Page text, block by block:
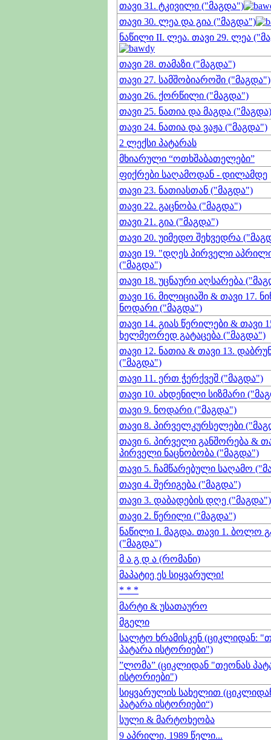
თავი 31. ტკივილი ("მაგდა")
თავი 30. ლეა და გია ("მაგდა")
ნაწილი II. ლეა. თავი 29. ლეა
თავი 28. თამაზი ("მაგდა")
თავი 27. სამშობიაროში ("მაგდა")
თავი 26. ქორწილი ("მაგდა")
თავი 25. ნათია და მაგდა
თავი 24. ნათია და ვაჟა ("მაგდა")
2 ლექსი პატარას
მხიარული “ოთხშაბათელები”
ფიქრები საღამოდან - დილამდე
თავი 23. ნათიასთან ("მაგდა")
თავი 22. გაცნობა ("მაგდა")
თავი 21. გია ("მაგდა")
თავი 20. უიმედო შეხვედრა
თავი 19. "დღეს პირველი
("მაგდა")
თავი 18. უცნაური აღსარება
თავი 16. მილიციაში & თავი 17.
ნოდარი ("მაგდა")
თავი 14. გიას წერილები & თავი
ხელმეორედ გატაცება ("მაგდა")
თავი 12. ნათია & თავი 13.
("მაგდა")
თავი 11. ერთ ჭერქვეშ ("მაგდა")
თავი 10. ახდენილი სიზმარი
თავი 9. ნოდარი ("მაგდა")
თავი 8. პირველკურსელები
თავი 6. პირველი განშორება &
პირველი ნაცნობობა ("მაგდა")
თავი 5. ჩამწარებული საღამო
თავი 4. შერიგება ("მაგდა")
თავი 3. დაბადების დღე ("მაგდა")
თავი 2. წერილი ("მაგდა")
ნაწილი I. მაგდა. თავი 1. ბოლო
("მაგდა")
მ ა გ დ ა (რომანი)
მაპატიე ეს სიყვარული!
* * *
მარტი & უსათაურო
მგელი
სალტო ხრამისკენ (ციკლიდან:
პატარა ისტორიები")
”ლომა” (ციკლიდან "თეონას
ისტორიები")
სიყვარულის სახელით
პატარა ისტორიები“)
სული & მარტოხეობა
9 აპრილი, 1989 წელი...